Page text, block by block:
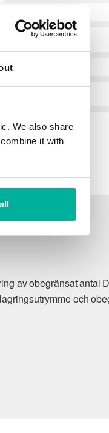
We also share
it with
.click
NY
av obegränsat antal
och